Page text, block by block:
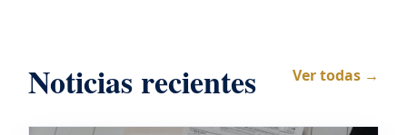
Noticias recientes Ver todas →